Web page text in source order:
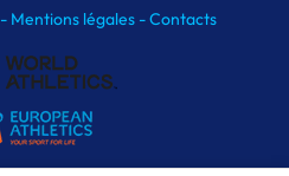
Mentions légales -Contacts